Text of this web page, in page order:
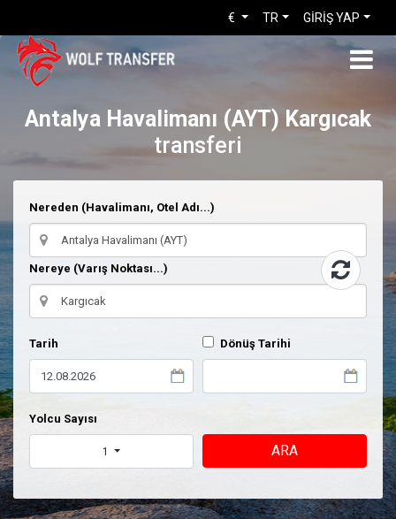
GİRİŞ YAP
TR
€
Antalya Havalimanı (AYT) Kargıcak
transferi
Nereden (Havalimanı, Otel Adı...)
Nereye (Varış Noktası...)
Tarih Dönüş Tarihi
Yolcu Sayısı
1 ARA